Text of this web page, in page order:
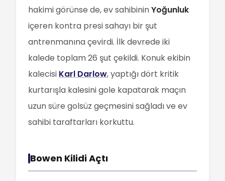
hakimi görünse de, ev sahibininYoğunluk
içeren kontra presi sahayı bir şut
antrenmanına çevirdi. İlk devrede iki
kalede toplam 26 şut çekildi. Konuk ekibin
kalecisi Karl Darlow, yaptığı dört kritik
kurtarışla kalesini gole kapatarak maçın
uzun süre golsüz geçmesini sağladı ve ev
sahibi taraftarları korkuttu.
Bowen Kilidi Açtı